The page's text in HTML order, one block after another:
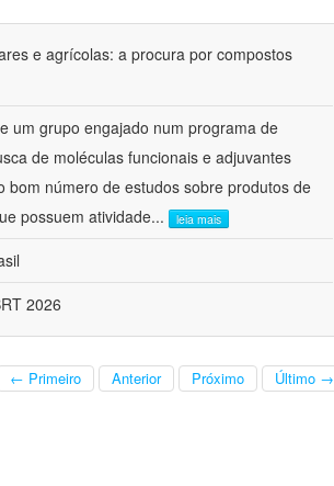
e agrícolas: a procura por compostos
um grupo engajado num programa de
de moléculas funcionais e adjuvantes
número de estudos sobre produtos de
possuem atividade... leia mais
2026
← Primeiro Anterior Próximo Último →